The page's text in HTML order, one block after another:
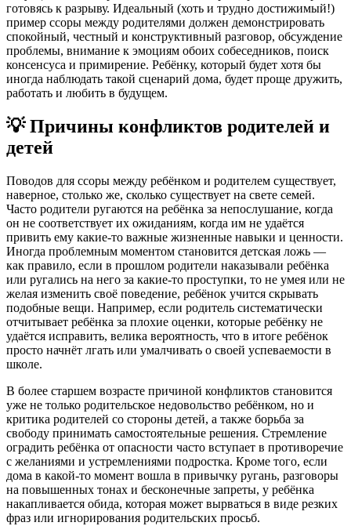
готовясь к разрыву. Идеальный (хоть и трудно достижимый!)
пример ссоры между родителями должен демонстрировать
спокойный, честный и конструктивный разговор, обсуждение
проблемы, внимание к эмоциям обоих собеседников, поиск
консенсуса и примирение. Ребёнку, который будет хотя бы
иногда наблюдать такой сценарий дома, будет проще дружить,
работать и любить в будущем.
💡Причины конфликтов родителей и
детей
Поводов для ссоры между ребёнком и родителем существует,
наверное, столько же, сколько существует на свете семей.
Часто родители ругаются на ребёнка за непослушание, когда
он не соответствует их ожиданиям, когда им не удаётся
привить ему какие-то важные жизненные навыки и ценности.
Иногда проблемным моментом становится детская ложь —
как правило, если в прошлом родители наказывали ребёнка
или ругались на него за какие-то проступки, то не умея или не
желая изменить своё поведение, ребёнок учится скрывать
подобные вещи. Например, если родитель систематически
отчитывает ребёнка за плохие оценки, которые ребёнку не
удаётся исправить, велика вероятность, что в итоге ребёнок
просто начнёт лгать или умалчивать о своей успеваемости в
школе.
В более старшем возрасте причиной конфликтов становится
уже не только родительское недовольство ребёнком, но и
критика родителей со стороны детей, а также борьба за
свободу принимать самостоятельные решения. Стремление
оградить ребёнка от опасности часто вступает в противоречие
с желаниями и устремлениями подростка. Кроме того, если
дома в какой-то момент вошла в привычку ругань, разговоры
на повышенных тонах и бесконечные запреты, у ребёнка
накапливается обида, которая может вырваться в виде резких
фраз или игнорирования родительских просьб.